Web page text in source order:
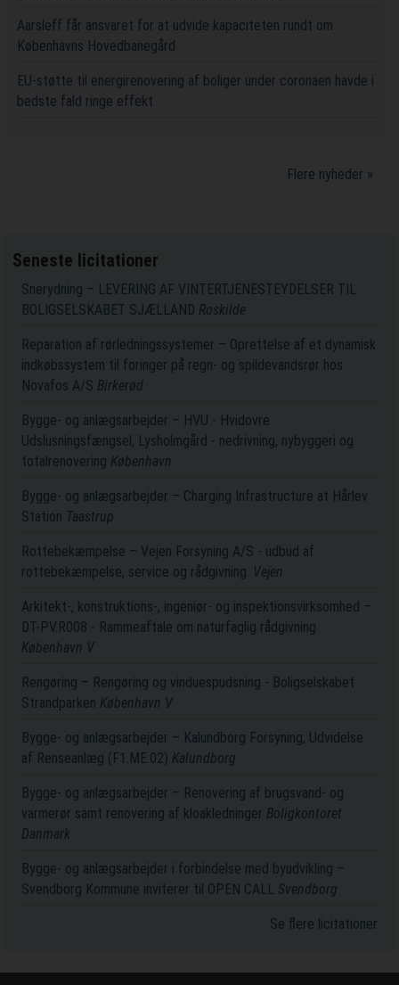
Aarsleff får ansvaret for at udvide kapaciteten rundt om
Københavns Hovedbanegård
EU-støtte til energirenovering af boliger under coronaen havde i
bedste fald ringe effekt
Flere nyheder »
Seneste licitationer
Snerydning – LEVERING AF VINTERTJENESTEYDELSER TIL
BOLIGSELSKABET SJÆLLAND Roskilde
Reparation af rørledningssystemer – Oprettelse af et dynamisk
indkøbssystem til foringer på regn- og spildevandsrør hos
Novafos A/S Birkerød
Bygge- og anlægsarbejder – HVU - Hvidovre
Udslusningsfængsel, Lysholmgård - nedrivning, nybyggeri og
totalrenovering København
Bygge- og anlægsarbejder – Charging Infrastructure at Hårlev
Station Taastrup
Rottebekæmpelse – Vejen Forsyning A/S - udbud af
rottebekæmpelse, service og rådgivning. Vejen
Arkitekt-, konstruktions-, ingeniør- og inspektionsvirksomhed –
DT-PV.R008 - Rammeaftale om naturfaglig rådgivning
København V
Rengøring – Rengøring og vinduespudsning - Boligselskabet
Strandparken København V
Bygge- og anlægsarbejder – Kalundborg Forsyning, Udvidelse
af Renseanlæg (F1.ME.02) Kalundborg
Bygge- og anlægsarbejder – Renovering af brugsvand- og
varmerør samt renovering af kloakledninger Boligkontoret
Danmark
Bygge- og anlægsarbejder i forbindelse med byudvikling –
Svendborg Kommune inviterer til OPEN CALL Svendborg
Se flere licitationer